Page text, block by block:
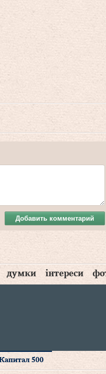
Добавить комментарий
думки інтереси
500